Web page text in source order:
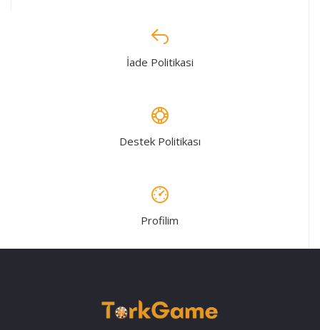
İade Politikasi
Destek Politikası
Profilim